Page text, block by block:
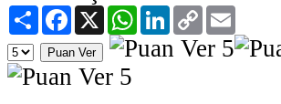
PaylaşFacebook
X WhatsAppLinkedIn
Copy
Link